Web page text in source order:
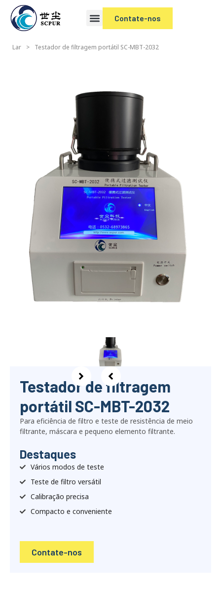
Contate-nos
Lar > Testador de filtragem portátil SC-MBT-2032
Testador de filtragem
portátil SC-MBT-2032
Para eficiência de filtro e teste de resistência de meio
filtrante, máscara e pequeno elemento filtrante.
Destaques
Vários modos de teste
Teste de filtro versátil
Calibração precisa
Compacto e conveniente
Contate-nos